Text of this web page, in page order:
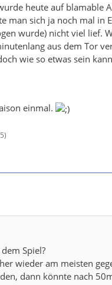
heute auf
man sich ja noch mal
wurde) nicht viel lief.
aus dem Tor
wie so etwas sein
einmal.
)
Spiel?
wieder am meisten
dann könnte nach